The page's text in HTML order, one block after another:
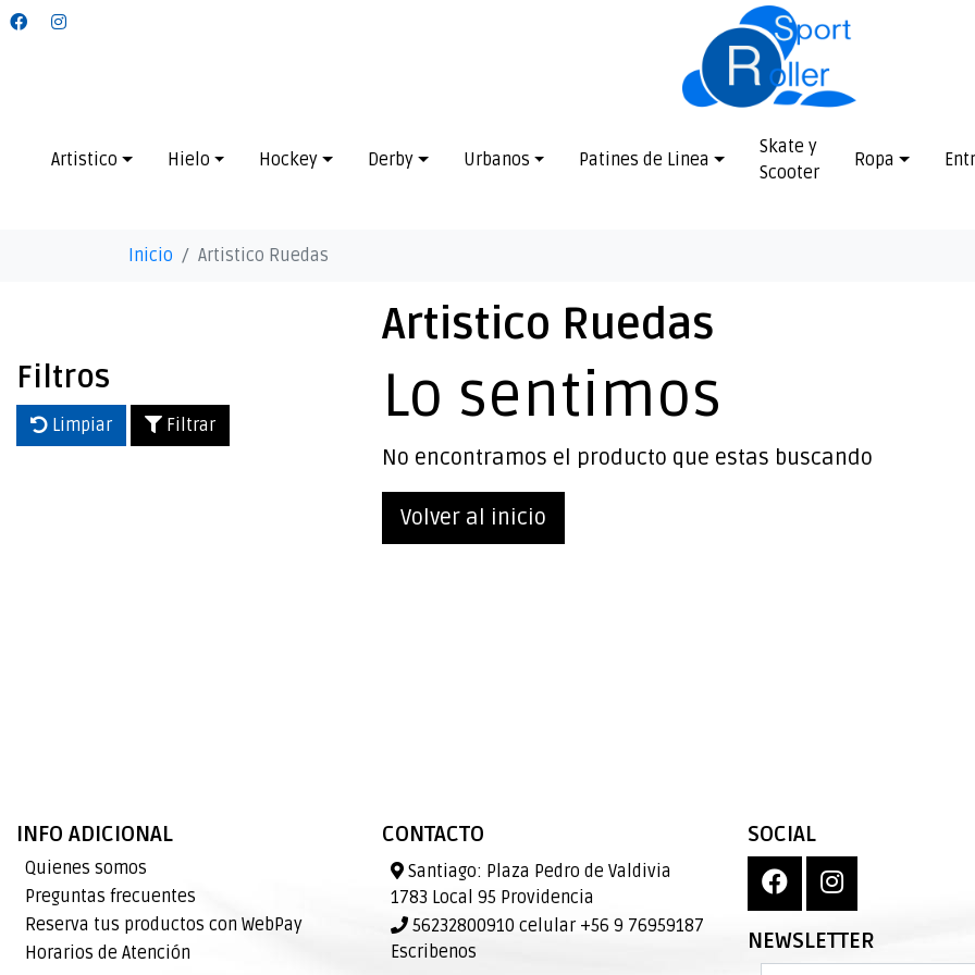
Artistico Hielo Hockey Derby Urbanos Patines de Linea
Skate y
Scooter
Ropa
Inicio Artistico Ruedas
Artistico Ruedas
Filtros
Limpiar Filtrar Lo sentimos
No encontramos el producto que estas buscando
Volver al inicio
INFO ADICIONAL
Quienes somos
Preguntas frecuentes
Reserva tus productos con WebPay
Horarios de Atención
CONTACTO
Santiago: Plaza Pedro de Valdivia
1783 Local 95 Providencia
56232800910 celular +56 9 76959187
Escribenos
SOCIAL
NEWSLETTER